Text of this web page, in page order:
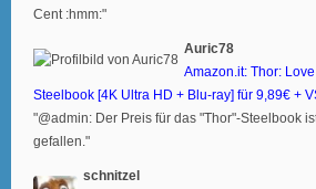
Cent :hmm:"
Auric78
Amazon.it: Thor:
Steelbook [4K Ultra HD + Blu-ray] für 9,89€ +
"@admin: Der Preis für das "Thor"-Steelbook
gefallen."
schnitzel